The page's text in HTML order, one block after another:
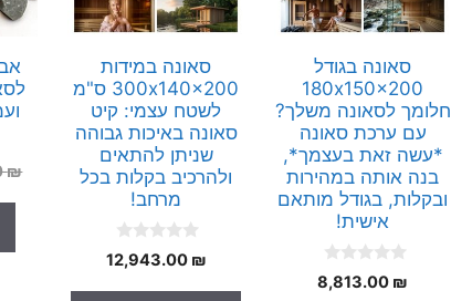
סאונה בגודל
180x150x200
חלומך לסאונה משלך?
עם ערכת סאונה
*עשה זאת בעצמך*,
בנה אותה במהירות
ובקלות, בגודל מותאם
אישית!
0
o
8,813.00 ₪
סאונה במידות
300x140x200 ס"מ
לשטח עצמי: קיט
סאונה באיכות גבוהה
שניתן להתאים
ולהרכיב בקלות בכל
מרחב!
0
o
12,943.00 ₪
₪